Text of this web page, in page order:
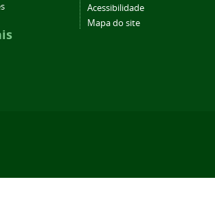
Acessibilidade
Mapa do site